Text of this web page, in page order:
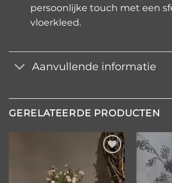
persoonlijke touch met een
vloerkleed.
Aanvullende informatie
GERELATEERDE PRODUCTEN
Toevoegen
aan
verlanglijst